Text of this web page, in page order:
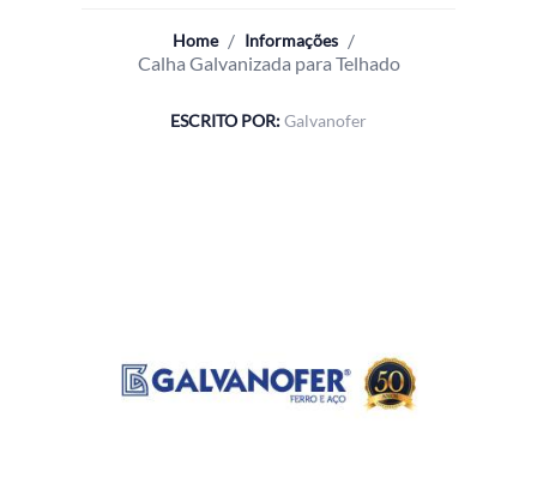
Home / Informações /
Calha Galvanizada para Telhado
ESCRITO POR:Galvanofer